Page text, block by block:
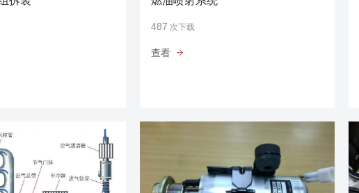
487 次下载
查看